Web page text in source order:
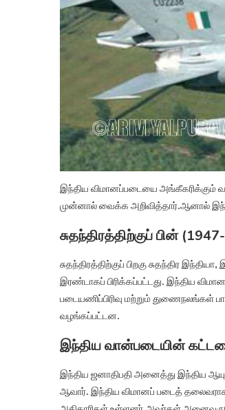
இந்திய விமானப்படையை அங்கீகரிக்கும்
முன்னால் வைக்க அறிவித்தார்.ஆனால்
சுதந்திரத்திற்குப் பின்
சுதந்திரத்திற்குப் பிறகு சுதந்திர
இரண்டாகப் பிரிக்கப்பட்டது. இந்திய
படையணிப்பிரிவு மற்றும் துணைநலங்கள்
வழங்கப்பட்டன.
இந்திய வான்படையின்
இந்திய ஜனாதிபதி அனைத்து இந்திய
ஆவார். இந்திய விமானப் படைத் தலைவராக